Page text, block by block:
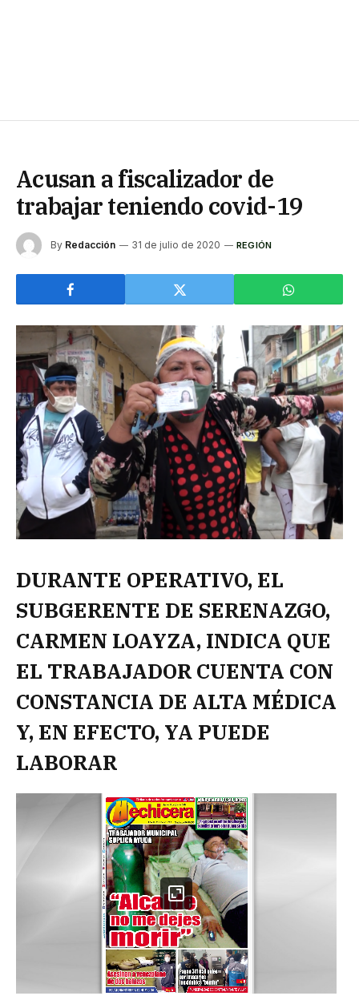
Acusan a fiscalizador de
trabajar teniendo covid-19
By Redacción 31 de julio de 2020 REGIÓN
DURANTE OPERATIVO, EL
SUBGERENTE DE SERENAZGO,
CARMEN LOAYZA, INDICA QUE
EL TRABAJADOR CUENTA CON
CONSTANCIA DE ALTA MÉDICA
Y, EN EFECTO, YA PUEDE
LABORAR